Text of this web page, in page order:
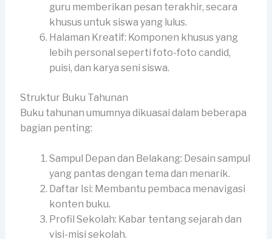
guru memberikan pesan terakhir, secara
khusus untuk siswa yang lulus.
Halaman Kreatif: Komponen khusus yang
lebih personal seperti foto-foto candid,
puisi, dan karya seni siswa.
Struktur Buku Tahunan
Buku tahunan umumnya dikuasai dalam beberapa
bagian penting:
Sampul Depan dan Belakang: Desain sampul
yang pantas dengan tema dan menarik.
Daftar Isi: Membantu pembaca menavigasi
konten buku.
Profil Sekolah: Kabar tentang sejarah dan
visi-misi sekolah.